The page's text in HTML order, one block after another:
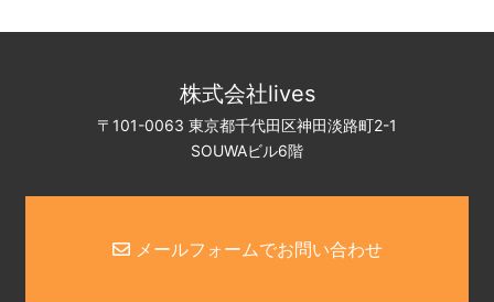
株式会社lives
〒101-0063 東京都千代田区神田淡路町2-1
SOUWAビル6階
メールフォームでお問い合わせ